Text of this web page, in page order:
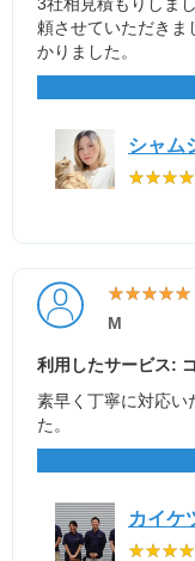
頼させていただきま
かりました。
シャム
★★★★★
★★★★★
M
利用したサービス:
素早く丁寧に対応い
た。
カイケ